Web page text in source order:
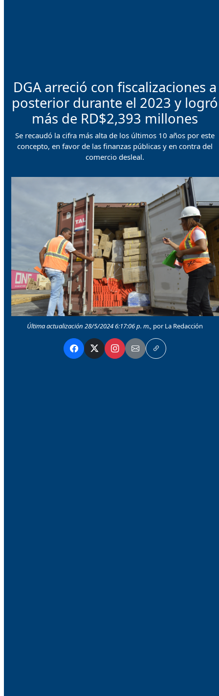
DGA arreció con fiscalizaciones a
posterior durante el 2023 y logró
más de RD$2,393 millones
Se recaudó la cifra más alta de los últimos 10 años por este
concepto, en favor de las finanzas públicas y en contra del
comercio desleal.
Última actualización 28/5/2024 6:17:06 p. m., por La Redacción